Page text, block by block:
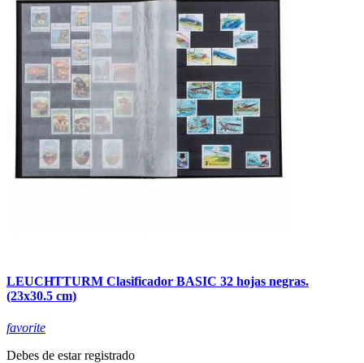
LEUCHTTURM Clasificador BASIC 32 hojas negras.
(23x30.5 cm)
favorite
Debes de estar registrado